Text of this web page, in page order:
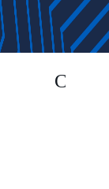
Сезон